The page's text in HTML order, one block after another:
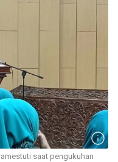
saat pengukuhan